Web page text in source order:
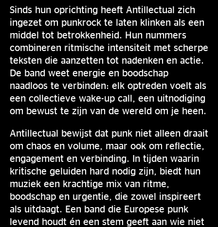
Sinds hun oprichting heeft Antillectual zich
ingezet om punkrock te laten klinken als een
middel tot betrokkenheid. Hun nummers
combineren ritmische intensiteit met scherpe
teksten die aanzetten tot nadenken en actie.
De band weet energie en boodschap
naadloos te verbinden: elk optreden voelt als
een collectieve wake-up call, een uitnodiging
om bewust te zijn van de wereld om je heen.
Antillectual bewijst dat punk niet alleen draait
om chaos en volume, maar ook om reflectie,
engagement en verbinding. In tijden waarin
kritische geluiden hard nodig zijn, biedt hun
muziek een krachtige mix van ritme,
boodschap en urgentie, die zowel inspireert
als uitdaagt. Een band die Europese punk
levend houdt én een stem geeft aan wie niet